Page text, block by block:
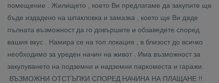
помещение . Жилището , което Ви предлагаме да закупите ще
бъде издадено на шпакловка и замазка , което ще Ви даде
пълната възможност да го довършите и обзаведете според
вашия вкус . Намира се на топ локация , в близост до всичко
необходимо за уреден начин на живот . Има възможност за
закупуването на подземни и надземни паркоместа и гаражи.
ВЪЗМОЖНИ ОТСТЪПКИ СПОРЕД НАЧИНА НА ПЛАЩАНЕ !!